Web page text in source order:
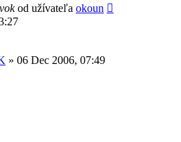
od užívateľa okoun
» 06 Dec 2006, 07:49